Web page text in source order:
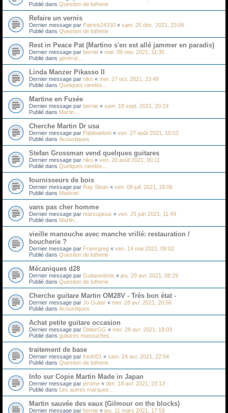
Publié dans Question de lutherie
Refaire un vernis
Dernier message par Patrick24330 « sam. 25 déc. 2021, 23:06
Publié dans Question de lutherie
Rest in Peace Pat (Martino s'en est allé jammer en paradis)
Dernier message par bernie « mar. 09 nov. 2021, 11:35
Publié dans général...
Linda Manzer Pikasso II
Dernier message par niko « mer. 27 oct. 2021, 23:49
Publié dans Quelques raretés...
Martine en Fusée
Dernier message par bernie « sam. 18 sept. 2021, 20:19
Publié dans Martin...
Cherche Martin Dr usa
Dernier message par Pablodelom « ven. 27 août 2021, 10:52
Publié dans Acoustiques
Stefan Grossman vend quelques guitares
Dernier message par niko « ven. 20 août 2021, 00:11
Publié dans Quelques raretés...
fournisseurs de bois
Dernier message par Ray Sloan « ven. 09 juil. 2021, 18:06
Publié dans Matériel
vans pas cher homme
Dernier message par marsupioux « ven. 25 juin 2021, 11:49
Publié dans Martin...
vieille manouche avec manche vrillé: restauration /
boucherie ?
Dernier message par Fransgreg « ven. 14 mai 2021, 09:02
Publié dans Question de lutherie
Mécaniques d28
Dernier message par Guitarenbois « jeu. 29 avr. 2021, 08:29
Publié dans Question de lutherie
Cherche guitare Martin OM28V - Très bon état -
Dernier message par Jo Guitar « mer. 28 avr. 2021, 20:56
Publié dans Acoustiques
Achat petite guitare occasion
Dernier message par DidierGG « mer. 28 avr. 2021, 18:03
Publié dans guitares manouches...
traitement de base
Dernier message par fred001 « sam. 24 avr. 2021, 22:54
Publié dans Question de lutherie
Info sur Copie Martin Made in Japan
Dernier message par jérome « dim. 18 avr. 2021, 23:13
Publié dans Les autres marques...
Martin sauvée des eaux (Gilmour on the blocks)
Dernier message par bernie « jeu. 11 mars 2021, 17:58